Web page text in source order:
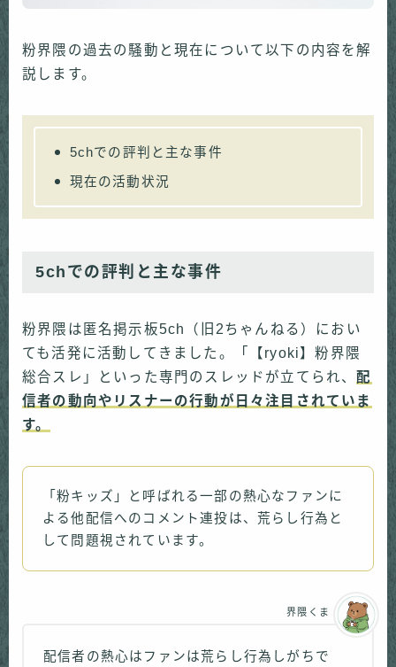
粉界隈の過去の騒動と現在について以下の内容を解
説します。
5chでの評判と主な事件
現在の活動状況
5chでの評判と主な事件
粉界隈は匿名掲示板5ch（旧2ちゃんねる）におい
ても活発に活動してきました。「【ryoki】粉界隈
総合スレ」といった専門のスレッドが立てられ、配
信者の動向やリスナーの行動が日々注目されていま
す。
「粉キッズ」と呼ばれる一部の熱心なファンに
よる他配信へのコメント連投は、荒らし行為と
して問題視されています。
配信者の熱心はファンは荒らし行為しがちで
界隈くま